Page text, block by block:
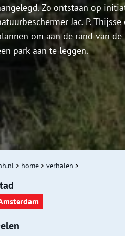
Zo ontstaan op
Jac. P.
om aan de rand van
park aan te leggen.
> home > verhalen >